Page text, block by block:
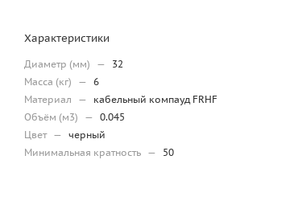
Характеристики
Диаметр (мм) —
32
Масса (кг)
— 6
Материал
—
кабельный компауд FRHF
Объём (м3)
— 0.045
Цвет — черный
Минимальная кратность — 50